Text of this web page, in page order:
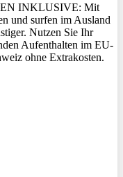
INKLUSIVE: Mit
und surfen im Ausland
Nutzen Sie Ihr
Aufenthalten im EU-
ohne Extrakosten.